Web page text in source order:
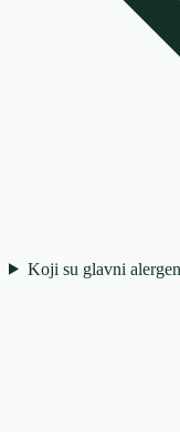
Koji su glavni